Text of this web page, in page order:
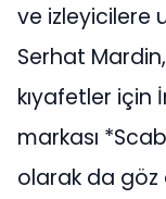
ve izleyicilere
Serhat
kıyafetler için
markası
olarak da